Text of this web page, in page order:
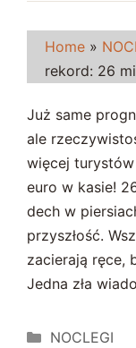
Home »
rekord: 26
Już same
ale
więcej
euro w kasie!
dech w
przyszłość.
zacierają ręce,
Jedna zła
Kategorie
NOCLEGI